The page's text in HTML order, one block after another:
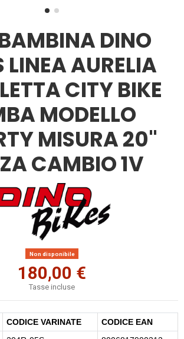
DINO
LINEA AURELIA
CITY BIKE
MODELLO
MISURA 20"
CAMBIO 1V
Non disponibile
180,00 €
Tasse incluse
CODICE VARINATE
CODICE EAN